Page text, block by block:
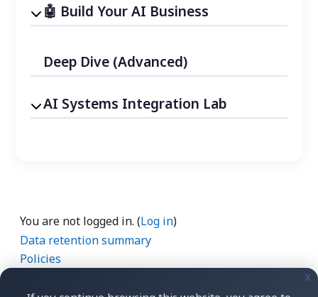
x
Build Your AI Business
Deep Dive (Advanced)
AI Systems Integration Lab
You are not logged in. (Log in)
Data retention summary
Policies